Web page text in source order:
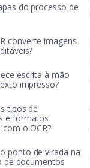
do processo de
converte imagens
escrita à mão
impresso?
tipos de
e formatos
o OCR?
ponto de virada na
de documentos